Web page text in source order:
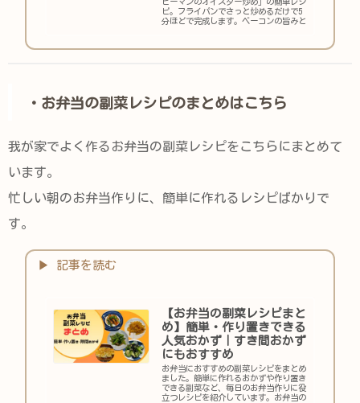
ピ。フライパンでさっと炒めるだけで5
分ほどで完成します。ベーコンの旨みと
一品です。
・お弁当の副菜レシピのまとめはこちら
我が家でよく作るお弁当の副菜レシピをこちらにまとめて
います。
忙しい朝のお弁当作りに、簡単に作れるレシピばかりで
す。
【お弁当の副菜レシピまと
め】簡単・作り置きできる
人気おかず｜すき間おかず
にもおすすめ
お弁当におすすめの副菜レシピをまとめ
ました。簡単に作れるおかずや作り置き
できる副菜など、毎日のお弁当作りに役
立つレシピを紹介しています。お弁当の